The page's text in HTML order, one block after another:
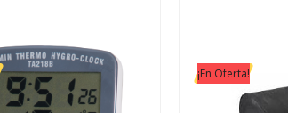
¡En Oferta!